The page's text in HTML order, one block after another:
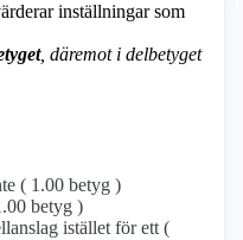
inställningar som
, däremot i delbetyget
( 1.00 betyg )
betyg )
istället för ett (